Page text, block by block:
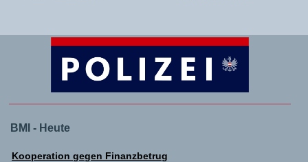
BMI - Heute
Kooperation gegen Finanzbetrug